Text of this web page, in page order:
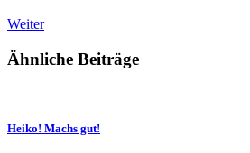
Weiter
Ähnliche Beiträge
Heiko! Machs gut!